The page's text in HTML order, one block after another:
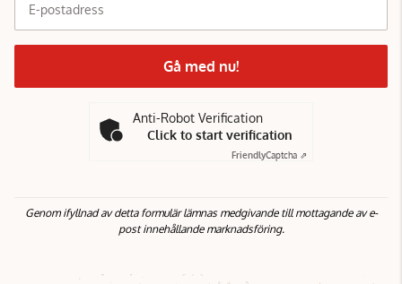
E-postadress
Gå med nu!
Anti-Robot Verification
Click to start verification
FriendlyCaptcha ⇗
Genom ifyllnad av detta formulär lämnas medgivande till mottagande av e-
post innehållande marknadsföring.